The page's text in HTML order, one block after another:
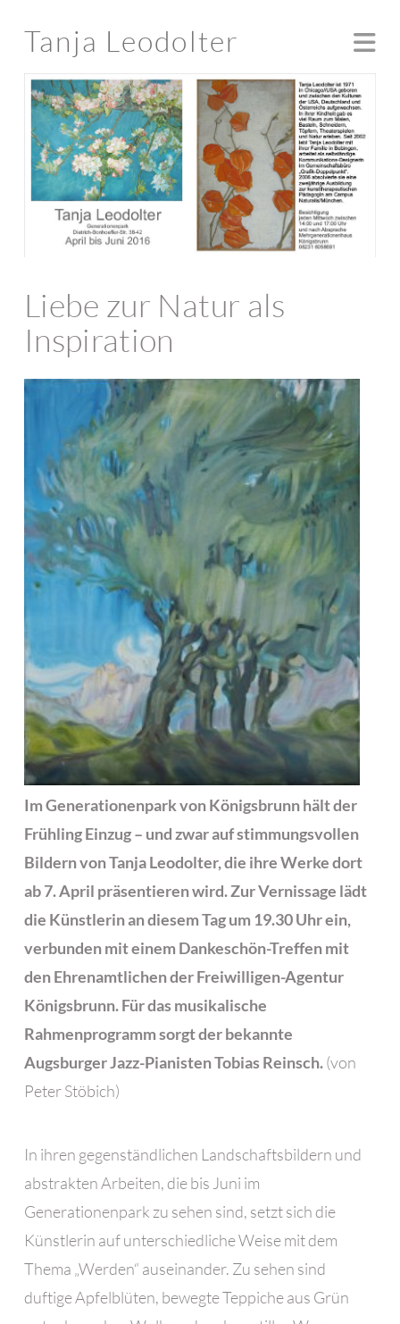
Tanja Leodolter
Liebe zur Natur als
Inspiration
Im Generationenpark von Königsbrunn hält der
Frühling Einzug – und zwar auf stimmungsvollen
Bildern von Tanja Leodolter, die ihre Werke dort
ab 7. April präsentieren wird. Zur Vernissage lädt
die Künstlerin an diesem Tag um 19.30 Uhr ein,
verbunden mit einem Dankeschön-Treffen mit
den Ehrenamtlichen der Freiwilligen-Agentur
Königsbrunn. Für das musikalische
Rahmenprogramm sorgt der bekannte
Augsburger Jazz-Pianisten Tobias Reinsch.(von
Peter Stöbich)
In ihren gegenständlichen Landschaftsbildern und
abstrakten Arbeiten, die bis Juni im
Generationenpark zu sehen sind, setzt sich die
Künstlerin auf unterschiedliche Weise mit dem
Thema „Werden“ auseinander. Zu sehen sind
duftige Apfelblüten, bewegte Teppiche aus Grün